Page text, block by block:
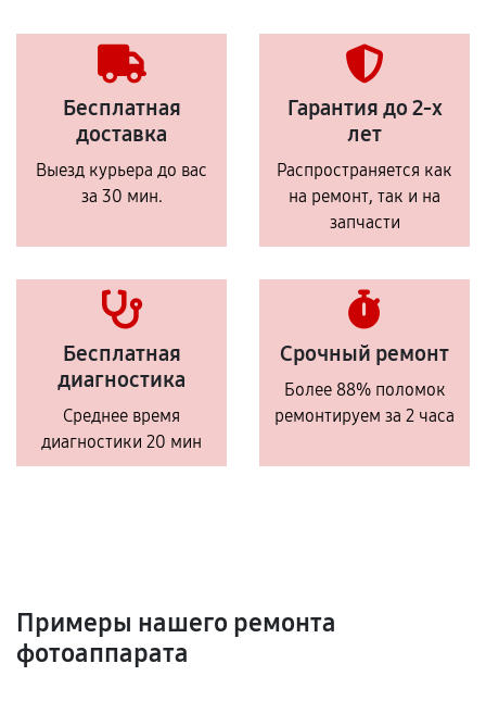
Бесплатная
доставка
Выезд курьера до вас
за 30 мин.
Гарантия до 2-х
лет
Распространяется как
на ремонт, так и на
запчасти
Бесплатная
диагностика
Среднее время
диагностики 20 мин
Срочный ремонт
Более 88% поломок
ремонтируем за 2 часа
Примеры нашего ремонта
фотоаппарата